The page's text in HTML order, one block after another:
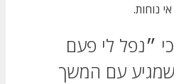
נוחות.
״נפל לי פעם
עם המשך